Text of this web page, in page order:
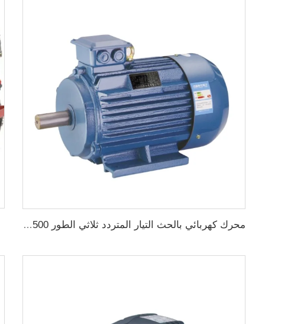
محرك كهربائي بالحث التيار المتردد ثلاثي الطور 1500 دورة في الدقيقة إدخال 2.2KW 3HP خرج جينيراتور ثلاثي الطور للبديل